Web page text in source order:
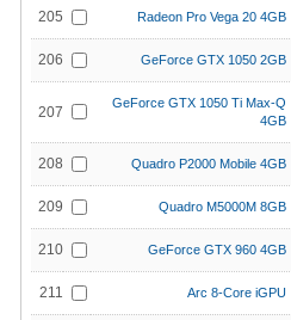
205 Radeon Pro Vega 20 4GB
206 GeForce GTX 1050 2GB
207
GeForce GTX 1050 Ti Max-Q
4GB
208 Quadro P2000 Mobile 4GB
209 Quadro M5000M 8GB
210 GeForce GTX 960 4GB
211 Arc 8-Core iGPU